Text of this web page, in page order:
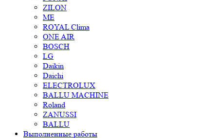
ZILON
ME
ROYAL Clima
ONE AIR
BOSCH
LG
Daikin
Daichi
ELECTROLUX
BALLU MACHINE
Roland
ZANUSSI
BALLU
Выполненные работы